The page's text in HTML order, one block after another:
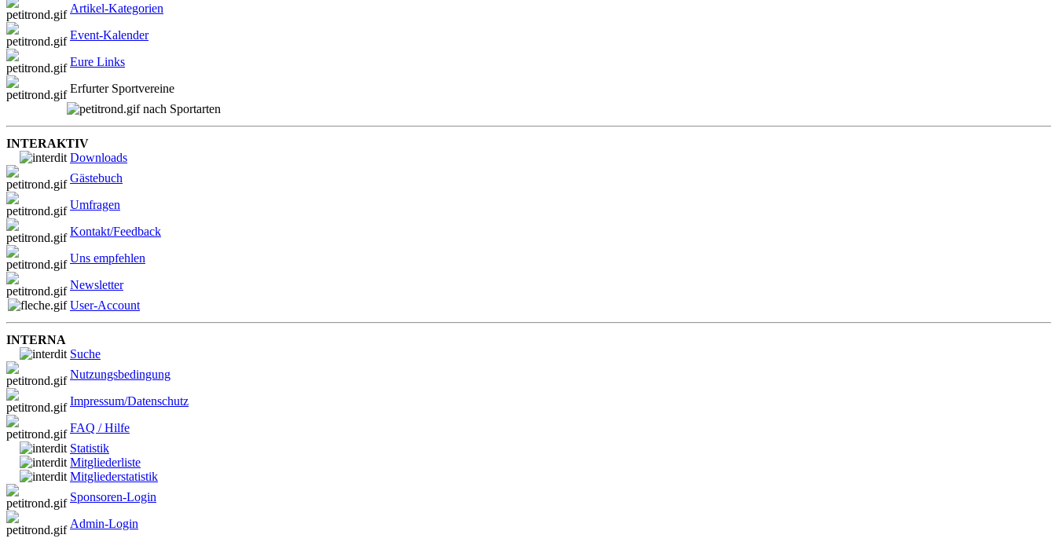
Artikel-Kategorien
Event-Kalender
Eure Links
Erfurter Sportvereine
nach Sportarten
INTERAKTIV
Downloads
Gästebuch
Umfragen
Kontakt/Feedback
Uns empfehlen
Newsletter
User-Account
INTERNA
Suche
Nutzungsbedingung
Impressum/Datenschutz
FAQ / Hilfe
Statistik
Mitgliederliste
Mitgliederstatistik
Sponsoren-Login
Admin-Login